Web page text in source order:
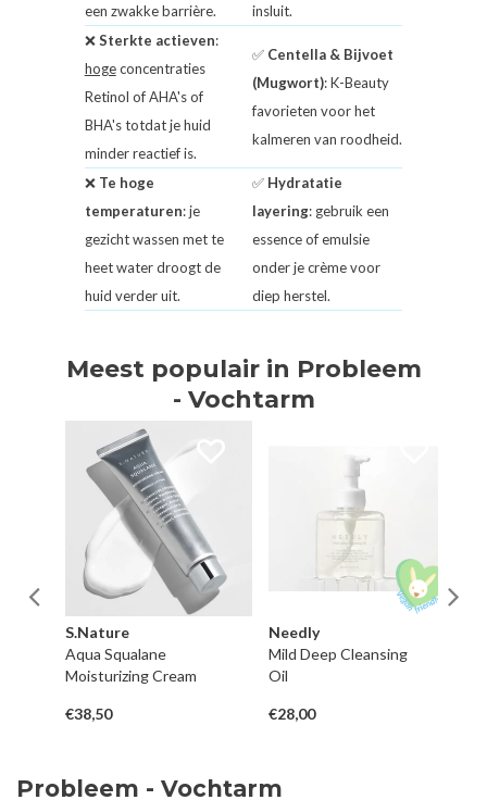
een zwakke barrière.
insluit.
❌Sterkte actieven:
hogeconcentraties
Retinol of AHA's of
BHA's totdat je huid
minder reactief is.
✅ Centella & Bijvoet
(Mugwort): K-Beauty
favorieten voor het
kalmeren van roodheid.
❌ Te hoge
temperaturen: je
gezicht wassen met te
heet water droogt de
huid verder uit.
✅Hydratatie
layering: gebruik een
essence of emulsie
onder je crème voor
diep herstel.
Meest populair in Probleem
- Vochtarm
S.Nature
Aqua Squalane
Moisturizing Cream
€38,50
Needly
Mild Deep Cleansing
Oil
€28,00
Probleem - Vochtarm